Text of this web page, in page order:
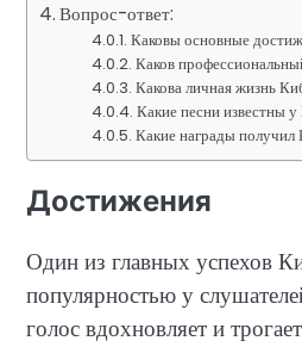
Вопрос-ответ:
Каковы основные
Каков
Какова личная жизнь
Какие песни известны
Какие награды получил
Достижения
Один из главных успехов
популярностью у
голос вдохновляет и